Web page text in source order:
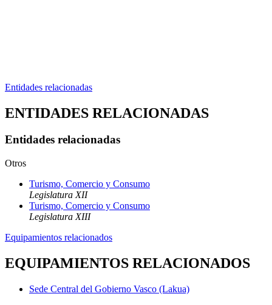
Entidades relacionadas
ENTIDADES RELACIONADAS
Entidades relacionadas
Otros
Turismo, Comercio y Consumo
Legislatura XII
Turismo, Comercio y Consumo
Legislatura XIII
Equipamientos relacionados
EQUIPAMIENTOS RELACIONADOS
Sede Central del Gobierno Vasco (Lakua)